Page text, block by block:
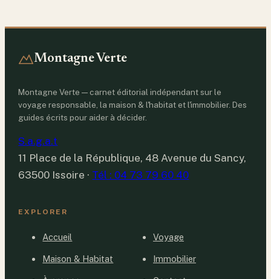
Montagne Verte
Montagne Verte — carnet éditorial indépendant sur le
voyage responsable, la maison & l'habitat et l'immobilier. Des
guides écrits pour aider à décider.
S.a.g.a.t
11 Place de la République, 48 Avenue du Sancy,
63500 Issoire · Tél : 04 73 79 60 40
EXPLORER
Accueil Voyage
Maison & Habitat Immobilier